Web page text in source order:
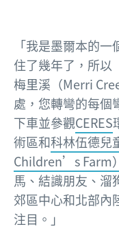
「我是墨爾本的
住了幾年了，所以
梅里溪（Merri
處，您轉彎的每個
下車並參觀CERES
術區和科林伍德兒
Children’s Farm）
馬、結識朋友、溜
郊區中心和北部內
注目。」